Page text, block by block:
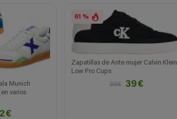
Munich
varios
61 %
Zapatillas de Ante mujer Calvin Klein
Low Pro Cups
99€
39€